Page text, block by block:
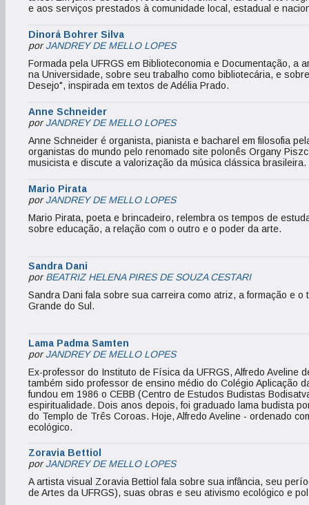
e aos serviços prestados à comunidade local, estadual e
Dinorá Bohrer Silva
porJANDREY DE MELLO LOPES
Formada pela UFRGS em Biblioteconomia e Documentação, a
na Universidade, sobre seu trabalho como bibliotecária, e
Desejo", inspirada em textos de Adélia Prado.
Anne Schneider
porJANDREY DE MELLO LOPES
Anne Schneider é organista, pianista e bacharel em filosofia
organistas do mundo pelo renomado site polonês Organy
musicista e discute a valorização da música clássica brasileira.
Mario Pirata
porJANDREY DE MELLO LOPES
Mario Pirata, poeta e brincadeiro, relembra os tempos de
sobre educação, a relação com o outro e o poder da arte.
Sandra Dani
porBEATRIZ HELENA PIRES DE SOUZA CESTARI
Sandra Dani fala sobre sua carreira como atriz, a formação e
Grande do Sul.
Lama Padma Samten
porJANDREY DE MELLO LOPES
Ex-professor do Instituto de Física da UFRGS, Alfredo Aveline
também sido professor de ensino médio do Colégio Aplicação
fundou em 1986 o CEBB (Centro de Estudos Budistas
espiritualidade. Dois anos depois, foi graduado lama budista
do Templo de Três Coroas. Hoje, Alfredo Aveline - ordenado
ecológico.
Zoravia Bettiol
porJANDREY DE MELLO LOPES
A artista visual Zoravia Bettiol fala sobre sua infância, seu
de Artes da UFRGS), suas obras e seu ativismo ecológico e